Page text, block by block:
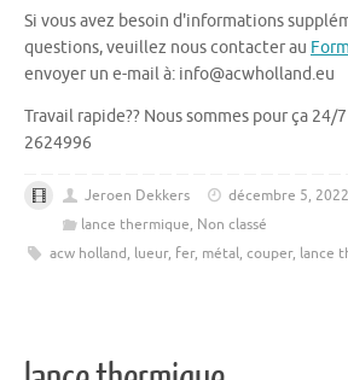
Si vous avez besoin d'informations
questions, veuillez nous contacter au
envoyer un e-mail à: info@acwholland.eu
Travail rapide?? Nous sommes pour ça
2624996
Jeroen Dekkers
décembre 5, 2022
lance thermique, Non classé
acw holland, lueur, fer, métal, couper, lance